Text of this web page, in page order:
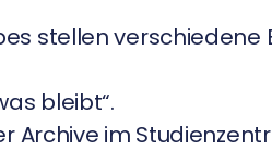
stellen
bleibt“.
Archive im